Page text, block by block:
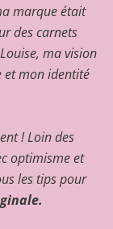
marque était
des carnets
ma vision
et mon identité
! Loin des
optimisme et
les tips pour